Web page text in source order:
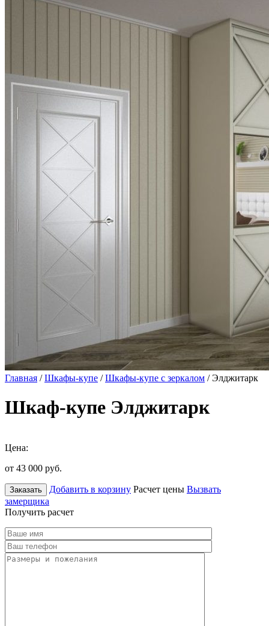
Главная /Шкафы-купе /Шкафы-купе с зеркалом / Элджитарк
Шкаф-купе Элджитарк
Цена:
от 43 000 руб.
Заказать Добавить в корзину Расчет цены Вызвать
замерщика
Получить расчет